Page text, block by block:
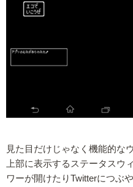
見た目だけじゃなく機能的な
上部に表示するステータスウ
ワーが開けたりTwitterにつぶ